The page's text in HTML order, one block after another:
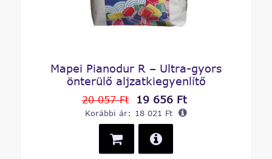
Mapei Pianodur R – Ultra-gyors
önterülő aljzatkiegyenlítő
20 057 Ft 19 656 Ft
Korábbi ár: 18 021 Ft